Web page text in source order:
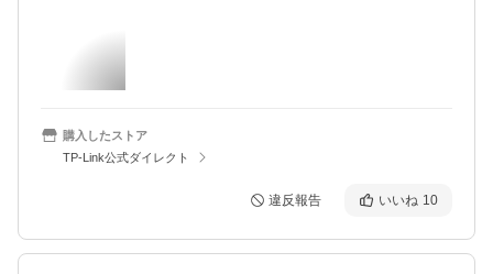
購入したストア
TP-Link公式ダイレクト
違反報告 いいね 10